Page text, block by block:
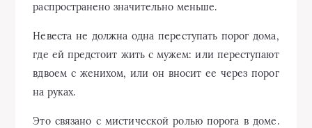
распространено значительно меньше.
Невеста не должна одна переступать порог дома,
где ей предстоит жить с мужем: или переступают
вдвоем с женихом, или он вносит ее через порог
на руках.
Это связано с мистической ролью порога в доме.